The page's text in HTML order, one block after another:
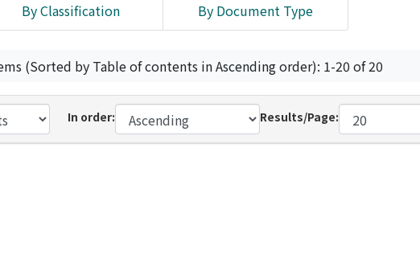
By Classification By Document Type
(Sorted by Table of contents in Ascending order): 1-20 of 20
In order: Results/Page: